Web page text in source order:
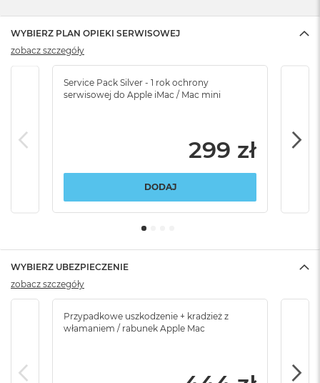
WYBIERZ PLAN OPIEKI SERWISOWEJ
Service Pack Silver - 1 rok ochrony
serwisowej do Apple iMac / Mac mini
299 zł
DODAJ
zobacz szczegóły
WYBIERZ UBEZPIECZENIE
Przypadkowe uszkodzenie + kradzież z
włamaniem / rabunek Apple Mac
zobacz szczegóły